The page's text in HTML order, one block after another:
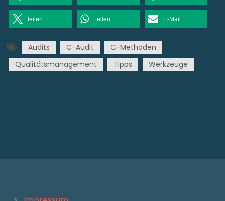
teilen teilen E-Mail
Audits C-Audit
C-Methoden
Qualitätsmanagement
Tipps Werkzeuge